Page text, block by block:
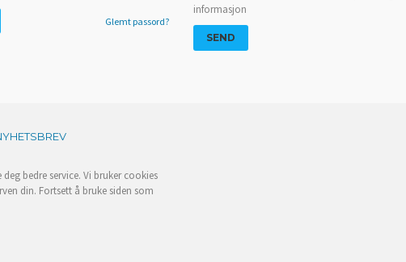
Glemt passord?
informasjon
bedre service. Vi bruker cookies
din. Fortsett å bruke siden som